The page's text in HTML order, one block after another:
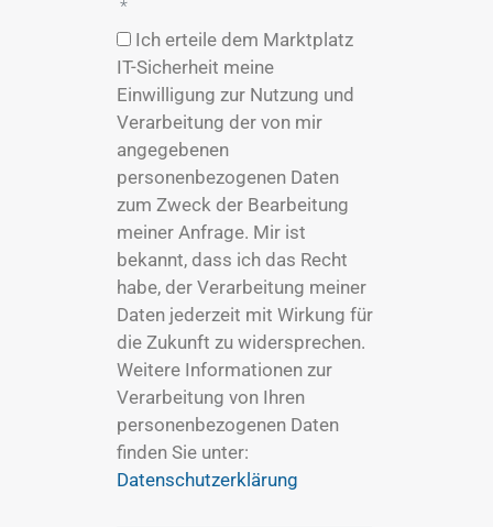
Ich erteile dem Marktplatz
IT-Sicherheit meine
Einwilligung zur Nutzung und
Verarbeitung der von mir
angegebenen
personenbezogenen Daten
zum Zweck der Bearbeitung
meiner Anfrage. Mir ist
bekannt, dass ich das Recht
habe, der Verarbeitung meiner
Daten jederzeit mit Wirkung für
die Zukunft zu widersprechen.
Weitere Informationen zur
Verarbeitung von Ihren
personenbezogenen Daten
finden Sie unter:
Datenschutzerklärung